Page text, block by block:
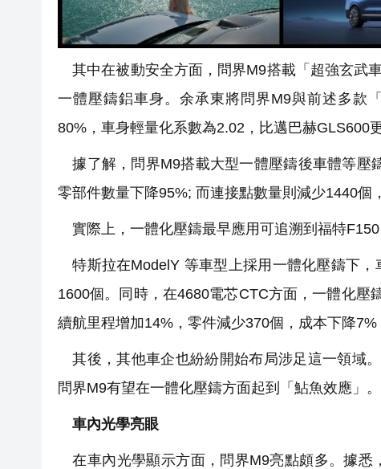
其中在被動安全方面，問界M9搭載「超強玄武
一體壓鑄鋁車身。余承東將問界M9與前述多款
80%，車身輕量化系數為2.02，比邁巴赫GLS600更
據了解，問界M9搭載大型一體壓鑄後車體等壓
零部件數量下降95%; 而連接點數量則減少1440個
實際上，一體化壓鑄最早應用可追溯到福特
特斯拉在ModelY 等車型上採用一體化壓鑄下，
1600個。同時，在4680電芯CTC方面，一體化壓
續航里程增加14%，零件減少370個，成本下降7%
其後，其他車企也紛紛開始布局涉足這一領域
問界M9有望在一體化壓鑄方面起到「鮎魚效應」。
車內光學亮眼
在車內光學顯示方面，問界M9亮點頗多。據悉